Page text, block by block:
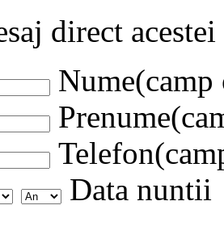
direct
Data nuntii